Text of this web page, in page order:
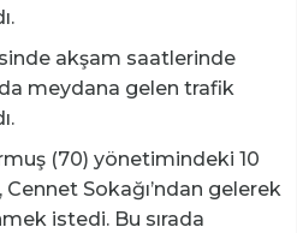
akşam saatlerinde
meydana gelen trafik
(70) yönetimindeki 10
Sokağı’ndan gelerek
istedi. Bu sırada